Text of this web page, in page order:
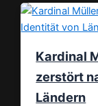
Kardinal
zerstört
Ländern